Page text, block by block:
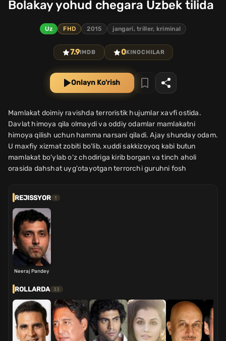
Bolakay yohud chegara Uzbek tilida
Uz FHD 2015 jangari, triller, kriminal
7.9IMDB 0KINOCHILAR
Onlayn Ko'rish
Mamlakat doimiy ravishda terroristik hujumlar xavfi ostida.
Davlat himoya qila olmaydi va oddiy odamlar mamlakatni
himoya qilish uchun hamma narsani qiladi. Ajay shunday odam.
U maxfiy xizmat zobiti bo'lib, xuddi sakkizoyoq kabi butun
mamlakat bo'ylab o'z chodiriga kirib borgan va tinch aholi
orasida dahshat uyg'otayotgan terrorchi guruhni fosh
REJISSYOR 1
Neeraj Pandey
ROLLARDA 33